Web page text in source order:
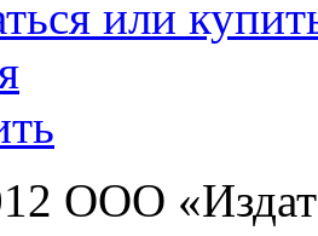
или
ООО